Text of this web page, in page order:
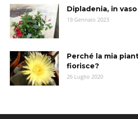
Dipladenia, in
19 Gennaio 2023
Perché la mia
fiorisce?
26 Luglio 2020